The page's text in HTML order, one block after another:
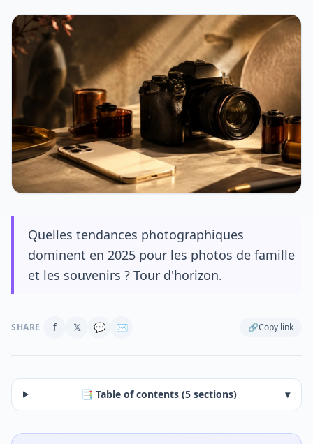
Quelles tendances photographiques
dominent en 2025 pour les photos de famille
et les souvenirs ? Tour d'horizon.
SHARE f 𝕏 💬 ✉ 🔗Copy link
📑 Table of contents (5 sections) ▾